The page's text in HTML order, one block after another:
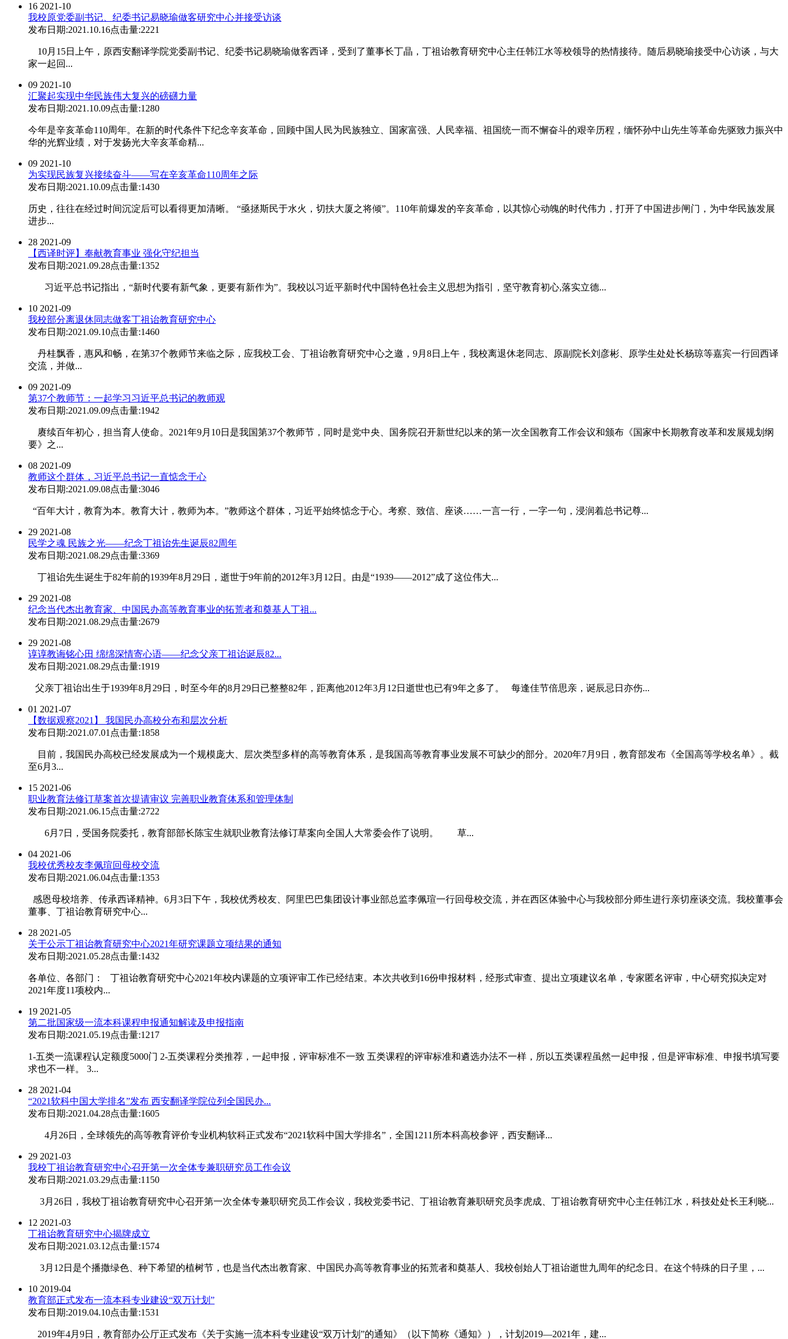
16 2021-10
我校原党委副书记、纪委书记易晓瑜做客研究中心并接受访谈
发布日期:2021.10.16点击量:2221
10月15日上午，原西安翻译学院党委副书记、纪委书记易晓瑜做客西译，受到了董事长丁晶，丁祖诒教育研究中心主任韩江水等校领导的热情接待。随后易晓瑜接受中心访谈，与大
家一起回...
09 2021-10
汇聚起实现中华民族伟大复兴的磅礴力量
发布日期:2021.10.09点击量:1280
今年是辛亥革命110周年。在新的时代条件下纪念辛亥革命，回顾中国人民为民族独立、国家富强、人民幸福、祖国统一而不懈奋斗的艰辛历程，缅怀孙中山先生等革命先驱致力振兴中
华的光辉业绩，对于发扬光大辛亥革命精...
09 2021-10
为实现民族复兴接续奋斗——写在辛亥革命110周年之际
发布日期:2021.10.09点击量:1430
历史，往往在经过时间沉淀后可以看得更加清晰。 “亟拯斯民于水火，切扶大厦之将倾”。110年前爆发的辛亥革命，以其惊心动魄的时代伟力，打开了中国进步闸门，为中华民族发展
进步...
28 2021-09
【西译时评】奉献教育事业 强化守纪担当
发布日期:2021.09.28点击量:1352
习近平总书记指出，“新时代要有新气象，更要有新作为”。我校以习近平新时代中国特色社会主义思想为指引，坚守教育初心,落实立德...
10 2021-09
我校部分离退休同志做客丁祖诒教育研究中心
发布日期:2021.09.10点击量:1460
丹桂飘香，惠风和畅，在第37个教师节来临之际，应我校工会、丁祖诒教育研究中心之邀，9月8日上午，我校离退休老同志、原副院长刘彦彬、原学生处处长杨琼等嘉宾一行回西译
交流，并做...
09 2021-09
第37个教师节：一起学习习近平总书记的教师观
发布日期:2021.09.09点击量:1942
赓续百年初心，担当育人使命。2021年9月10日是我国第37个教师节，同时是党中央、国务院召开新世纪以来的第一次全国教育工作会议和颁布《国家中长期教育改革和发展规划纲
要》之...
08 2021-09
教师这个群体，习近平总书记一直惦念于心
发布日期:2021.09.08点击量:3046
“百年大计，教育为本。教育大计，教师为本。”教师这个群体，习近平始终惦念于心。考察、致信、座谈……一言一行，一字一句，浸润着总书记尊...
29 2021-08
民学之魂 民族之光——纪念丁祖诒先生诞辰82周年
发布日期:2021.08.29点击量:3369
丁祖诒先生诞生于82年前的1939年8月29日，逝世于9年前的2012年3月12日。由是“1939——2012”成了这位伟大...
29 2021-08
纪念当代杰出教育家、中国民办高等教育事业的拓荒者和奠基人丁祖...
发布日期:2021.08.29点击量:2679
29 2021-08
谆谆教诲铭心田 绵绵深情寄心语——纪念父亲丁祖诒诞辰82...
发布日期:2021.08.29点击量:1919
父亲丁祖诒出生于1939年8月29日，时至今年的8月29日已整整82年，距离他2012年3月12日逝世也已有9年之多了。 每逢佳节倍思亲，诞辰忌日亦伤...
01 2021-07
【数据观察2021】 我国民办高校分布和层次分析
发布日期:2021.07.01 点击量:1858
目前，我国民办高校已经发展成为一个规模庞大、层次类型多样的高等教育体系，是我国高等教育事业发展不可缺少的部分。2020年7月9日，教育部发布《全国高等学校名单》。截
至6月3...
15 2021-06
职业教育法修订草案首次提请审议 完善职业教育体系和管理体制
发布日期:2021.06.15点击量:2722
6月7日，受国务院委托，教育部部长陈宝生就职业教育法修订草案向全国人大常委会作了说明。 草...
04 2021-06
我校优秀校友李佩瑄回母校交流
发布日期:2021.06.04点击量:1353
感恩母校培养、传承西译精神。6月3日下午，我校优秀校友、阿里巴巴集团设计事业部总监李佩瑄一行回母校交流，并在西区体验中心与我校部分师生进行亲切座谈交流。我校董事会
董事、丁祖诒教育研究中心...
28 2021-05
关于公示丁祖诒教育研究中心2021年研究课题立项结果的通知
发布日期:2021.05.28点击量:1432
各单位、各部门： 丁祖诒教育研究中心2021年校内课题的立项评审工作已经结束。本次共收到16份申报材料，经形式审查、提出立项建议名单，专家匿名评审，中心研究拟决定对
2021年度11项校内...
19 2021-05
第二批国家级一流本科课程申报通知解读及申报指南
发布日期:2021.05.19点击量:1217
1-五类一流课程认定额度5000门 2-五类课程分类推荐，一起申报，评审标准不一致 五类课程的评审标准和遴选办法不一样，所以五类课程虽然一起申报，但是评审标准、申报书填写要
求也不一样。 3...
28 2021-04
“2021软科中国大学排名”发布 西安翻译学院位列全国民办...
发布日期:2021.04.28点击量:1605
4月26日，全球领先的高等教育评价专业机构软科正式发布“2021软科中国大学排名”，全国1211所本科高校参评，西安翻译...
29 2021-03
我校丁祖诒教育研究中心召开第一次全体专兼职研究员工作会议
发布日期:2021.03.29点击量:1150
3月26日，我校丁祖诒教育研究中心召开第一次全体专兼职研究员工作会议，我校党委书记、丁祖诒教育兼职研究员李虎成、丁祖诒教育研究中心主任韩江水，科技处处长王利晓...
12 2021-03
丁祖诒教育研究中心揭牌成立
发布日期:2021.03.12点击量:1574
3月12日是个播撒绿色、种下希望的植树节，也是当代杰出教育家、中国民办高等教育事业的拓荒者和奠基人、我校创始人丁祖诒逝世九周年的纪念日。在这个特殊的日子里，...
10 2019-04
教育部正式发布一流本科专业建设“双万计划”
发布日期:2019.04.10点击量:1531
2019年4月9日，教育部办公厅正式发布《关于实施一流本科专业建设“双万计划”的通知》（以下简称《通知》），计划2019—2021年，建...